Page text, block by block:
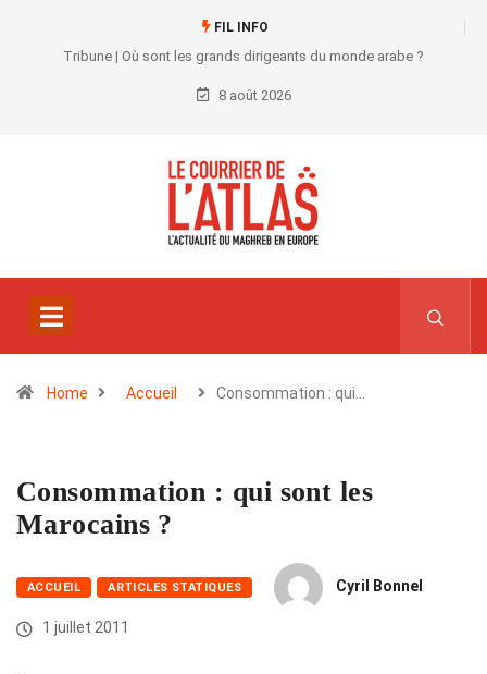
FIL INFO
Tribune | Où sont les grands dirigeants du monde arabe ?
8 août 2026
Home Accueil Consommation : qui…
Consommation : qui sont les
Marocains ?
ACCUEIL ARTICLES STATIQUES Cyril Bonnel
1 juillet 2011